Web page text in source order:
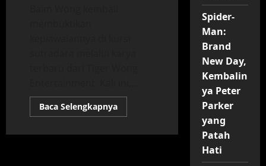
Baca SelengkapnyaRead
more
Spider-
Man:
Brand
New Day,
Kembalin
ya Peter
Parker
yang
Patah
Hati